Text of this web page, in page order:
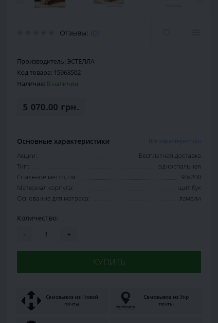
Отзывы: (0)
Производитель: ЭСТЕЛЛА
Код товара: 15968502
Наличие: В наличии
5 070.00 грн.
Основные характеристики Все характеристики
Акции:
Бесплатная доставка
Тип:
односпальная
Спальное место, см:
90х200
Материал корпуса:
щит бук
Основание для матраса:
ламели
Количество:
- +
КУПИТЬ
Самовывоз из Новой
почты
Самовывоз из Укр
почты